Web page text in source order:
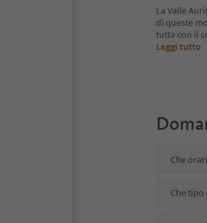
La Valle
di queste
tuttə con il
Leggi tutto
Che
Che tipo